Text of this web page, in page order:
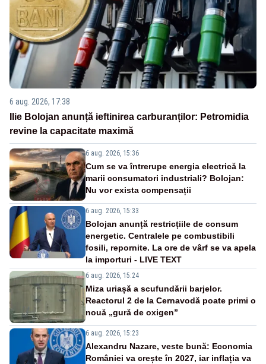
6 aug. 2026, 17:38
Ilie Bolojan anunță ieftinirea carburanților: Petromidia
revine la capacitate maximă
6 aug. 2026, 15:36
Cum se va întrerupe energia electrică la
marii consumatori industriali? Bolojan:
Nu vor exista compensații
6 aug. 2026, 15:33
Bolojan anunță restricțiile de consum
energetic. Centralele pe combustibili
fosili, repornite. La ore de vârf se va apela
la importuri - LIVE TEXT
6 aug. 2026, 15:24
Miza uriașă a scufundării barjelor.
Reactorul 2 de la Cernavodă poate primi o
nouă „gură de oxigen”
6 aug. 2026, 15:23
Alexandru Nazare, veste bună: Economia
României va crește în 2027, iar inflația va